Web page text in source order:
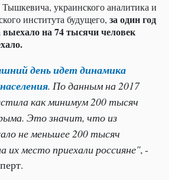
украинского аналитика и
института будущего, за один год
на 74 тысячи человек
день идет динамика
. По данным на 2017
как минимум 200 тысяч
Это значит, что из
не меньшее 200 тысяч
их место приехали россияне", -